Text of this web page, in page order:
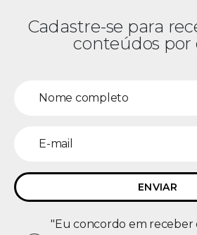
Cadastre-se para
conteúdos por
"Eu concordo em receber